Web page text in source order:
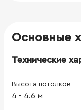
Основные
Технические
Высота потолков
4 - 4.6 м